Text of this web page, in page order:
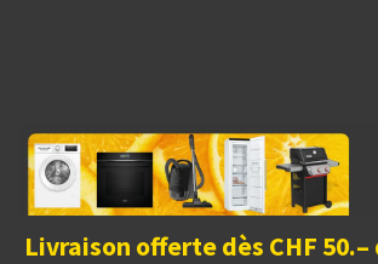
Livraison offerte dès CHF 50.–